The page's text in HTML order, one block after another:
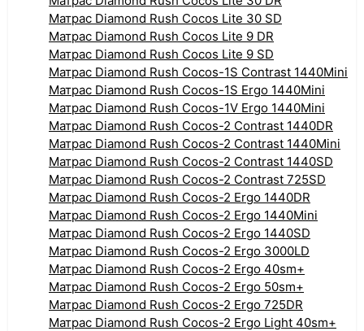
Матрас Diamond Rush Cocos Lite 30 SD
Матрас Diamond Rush Cocos Lite 9 DR
Матрас Diamond Rush Cocos Lite 9 SD
Матрас Diamond Rush Cocos-1S Contrast 1440Mini
Матрас Diamond Rush Cocos-1S Ergo 1440Mini
Матрас Diamond Rush Cocos-1V Ergo 1440Mini
Матрас Diamond Rush Cocos-2 Contrast 1440DR
Матрас Diamond Rush Cocos-2 Contrast 1440Mini
Матрас Diamond Rush Cocos-2 Contrast 1440SD
Матрас Diamond Rush Cocos-2 Contrast 725SD
Матрас Diamond Rush Cocos-2 Ergo 1440DR
Матрас Diamond Rush Cocos-2 Ergo 1440Mini
Матрас Diamond Rush Cocos-2 Ergo 1440SD
Матрас Diamond Rush Cocos-2 Ergo 3000LD
Матрас Diamond Rush Cocos-2 Ergo 40sm+
Матрас Diamond Rush Cocos-2 Ergo 50sm+
Матрас Diamond Rush Cocos-2 Ergo 725DR
Матрас Diamond Rush Cocos-2 Ergo Light 40sm+